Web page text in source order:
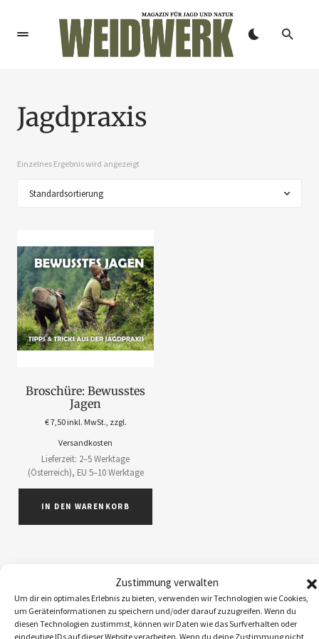
Zustimmung verwalten
Um dir ein optimales Erlebnis zu bieten, verwenden wir Technologien wie Cookies,
um Geräteinformationen zu speichern und/oder darauf zuzugreifen. Wenn du
diesen Technologien zustimmst, können wir Daten wie das Surfverhalten oder
eindeutige IDs auf dieser Website verarbeiten. Wenn du deine Zustimmung nicht
Jagdpraxis
Einzelnes Ergebnis wird angezeigt
Broschüre: Bewusstes
Jagen
€7,50 inkl. MwSt., zzgl.
Versandkosten
Lieferzeit: 2–5 Werktage
(Österreich), EU 5–10 Werktage
IN DEN WARENKORB
ABOS
1
ACCESSOIRES
5